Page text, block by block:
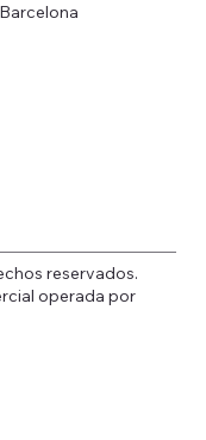
reservados.
operada por